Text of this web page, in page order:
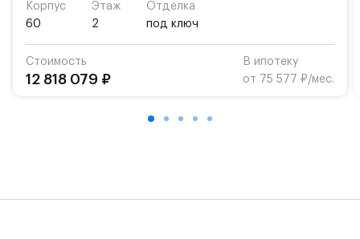
парковки.
Территория квартала приватная, въезд
осуществляется по пропускам.#yan19-2r1489502#
Корпус
60
Этаж
2
Отделка
под ключ
Стоимость
12 818 079 ₽
В ипотеку
от 75 577 ₽/мес.